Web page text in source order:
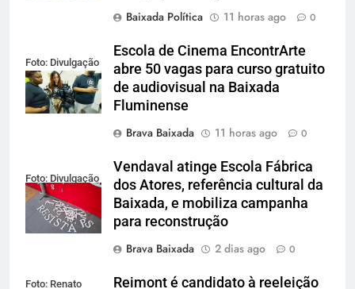
Baixada Política
11 horas ago 0
Foto: Divulgação
Escola de Cinema EncontrArte
abre 50 vagas para curso gratuito
de audiovisual na Baixada
Fluminense
Brava Baixada
11 horas ago 0
Foto: Divulgação
Vendaval atinge Escola Fábrica
dos Atores, referência cultural da
Baixada, e mobiliza campanha
para reconstrução
Brava Baixada
2 dias ago 0
Foto: Renato
Reimont é candidato à reeleição